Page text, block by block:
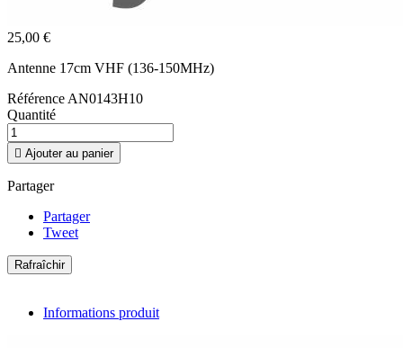
25,00 €
Antenne 17cm VHF (136-150MHz)
Référence AN0143H10
Quantité
 Ajouter au panier
Partager
Partager
Tweet
Informations produit